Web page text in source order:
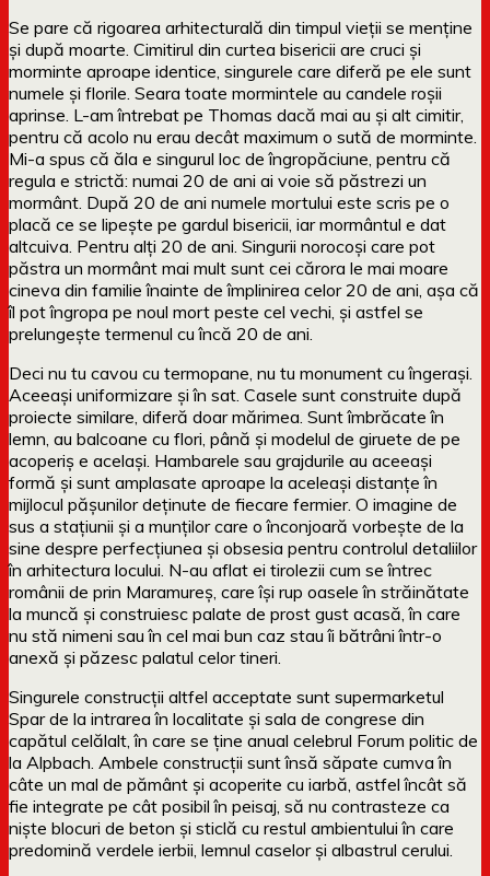
Se pare că rigoarea arhitecturală din timpul vieții se menține
și după moarte. Cimitirul din curtea bisericii are cruci și
morminte aproape identice, singurele care diferă pe ele sunt
numele și florile. Seara toate mormintele au candele roșii
aprinse. L-am întrebat pe Thomas dacă mai au și alt cimitir,
pentru că acolo nu erau decât maximum o sută de morminte.
Mi-a spus că ăla e singurul loc de îngropăciune, pentru că
regula e strictă: numai 20 de ani ai voie să păstrezi un
mormânt. După 20 de ani numele mortului este scris pe o
placă ce se lipește pe gardul bisericii, iar mormântul e dat
altcuiva. Pentru alți 20 de ani. Singurii norocoși care pot
păstra un mormânt mai mult sunt cei cărora le mai moare
cineva din familie înainte de împlinirea celor 20 de ani, așa că
îl pot îngropa pe noul mort peste cel vechi, și astfel se
prelungește termenul cu încă 20 de ani.
Deci nu tu cavou cu termopane, nu tu monument cu îngerași.
Aceeași uniformizare și în sat. Casele sunt construite după
proiecte similare, diferă doar mărimea. Sunt îmbrăcate în
lemn, au balcoane cu flori, până și modelul de giruete de pe
acoperiș e același. Hambarele sau grajdurile au aceeași
formă și sunt amplasate aproape la aceleași distanțe în
mijlocul pășunilor deținute de fiecare fermier. O imagine de
sus a stațiunii și a munților care o înconjoară vorbește de la
sine despre perfecțiunea și obsesia pentru controlul detaliilor
în arhitectura locului. N-au aflat ei tirolezii cum se întrec
românii de prin Maramureș, care își rup oasele în străinătate
la muncă și construiesc palate de prost gust acasă, în care
nu stă nimeni sau în cel mai bun caz stau îi bătrâni într-o
anexă și păzesc palatul celor tineri.
Singurele construcții altfel acceptate sunt supermarketul
Spar de la intrarea în localitate și sala de congrese din
capătul celălalt, în care se ține anual celebrul Forum politic de
la Alpbach. Ambele construcții sunt însă săpate cumva în
câte un mal de pământ și acoperite cu iarbă, astfel încât să
fie integrate pe cât posibil în peisaj, să nu contrasteze ca
niște blocuri de beton și sticlă cu restul ambientului în care
predomină verdele ierbii, lemnul caselor și albastrul cerului.